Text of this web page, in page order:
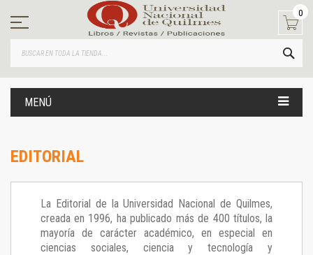
contenido
0
MENÚ
EDITORIAL
La Editorial de la Universidad Nacional de Quilmes,
creada en 1996, ha publicado más de 400 títulos, la
mayoría de carácter académico, en especial en
ciencias sociales, ciencia y tecnología y